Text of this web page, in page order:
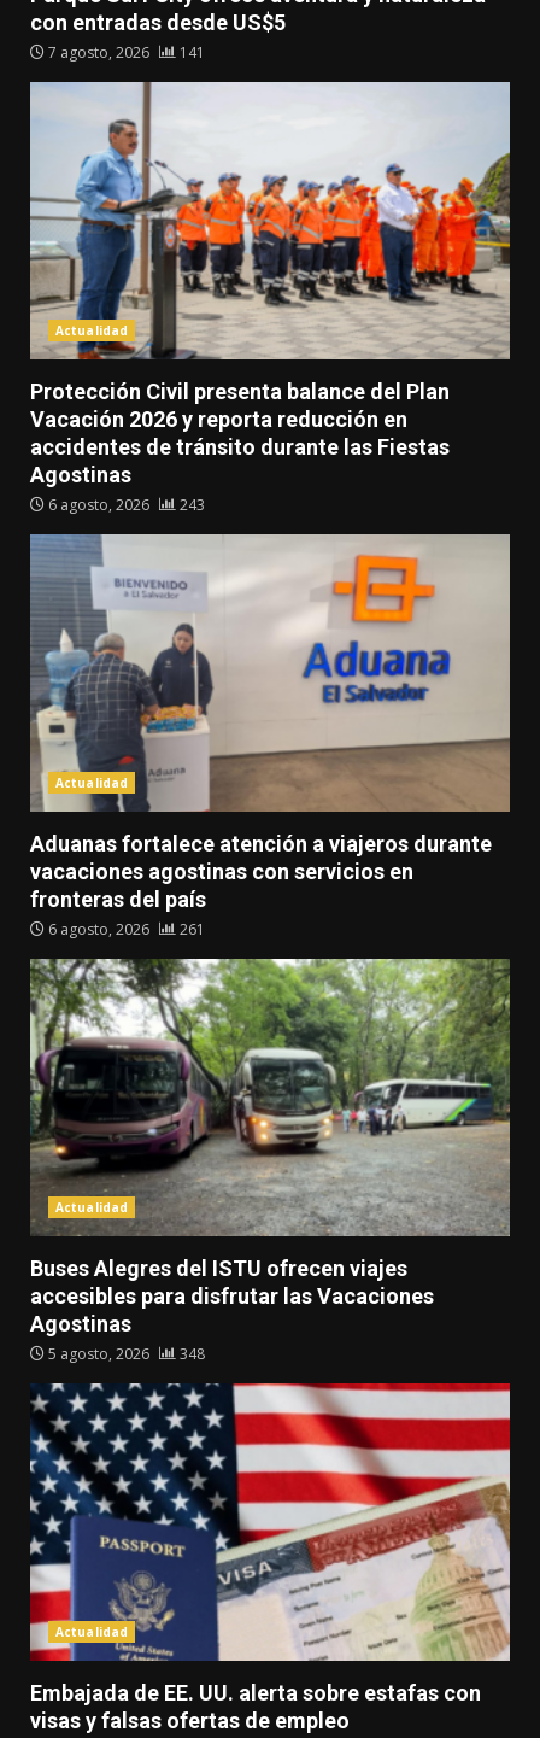
con entradas desde US$5
7 agosto, 2026 141
Actualidad
Protección Civil presenta balance del Plan
Vacación 2026 y reporta reducción en
accidentes de tránsito durante las Fiestas
Agostinas
6 agosto, 2026 243
Actualidad
Aduanas fortalece atención a viajeros durante
vacaciones agostinas con servicios en
fronteras del país
6 agosto, 2026 261
Actualidad
Buses Alegres del ISTU ofrecen viajes
accesibles para disfrutar las Vacaciones
Agostinas
5 agosto, 2026 348
Actualidad
Embajada de EE. UU. alerta sobre estafas con
visas y falsas ofertas de empleo